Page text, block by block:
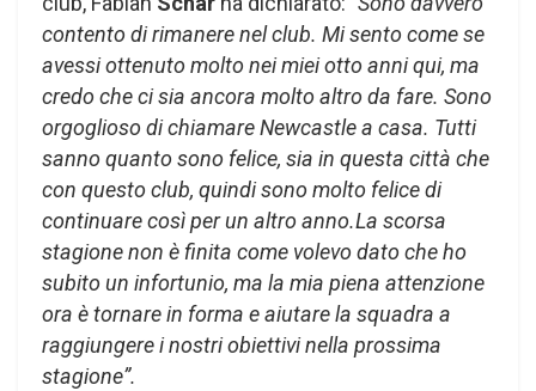
contento di rimanere nel club. Mi sento come se
avessi ottenuto molto nei miei otto anni qui, ma
credo che ci sia ancora molto altro da fare. Sono
orgoglioso di chiamare Newcastle a casa. Tutti
sanno quanto sono felice, sia in questa città che
con questo club, quindi sono molto felice di
continuare così per un altro anno.La scorsa
stagione non è finita come volevo dato che ho
subito un infortunio, ma la mia piena attenzione
ora è tornare in forma e aiutare la squadra a
raggiungere i nostri obiettivi nella prossima
stagione”.